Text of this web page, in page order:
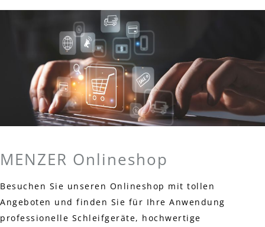
MENZER Onlineshop
Besuchen Sie unseren Onlineshop mit tollen
Angeboten und finden Sie für Ihre Anwendung
professionelle Schleifgeräte, hochwertige